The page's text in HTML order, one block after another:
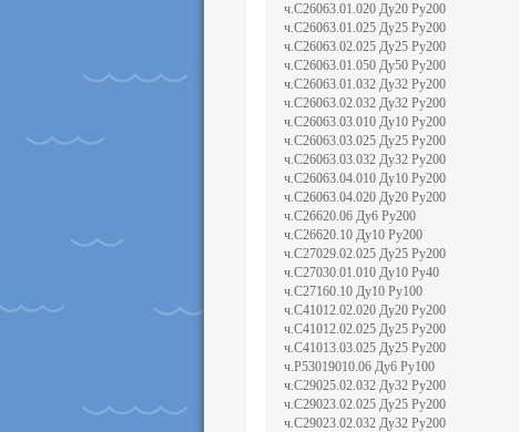
ч.С26063.01.020 Ду20 Ру200
ч.С26063.01.025 Ду25 Ру200
ч.С26063.02.025 Ду25 Ру200
ч.С26063.01.050 Ду50 Ру200
ч.С26063.01.032 Ду32 Ру200
ч.С26063.02.032 Ду32 Ру200
ч.С26063.03.010 Ду10 Ру200
ч.С26063.03.025 Ду25 Ру200
ч.С26063.03.032 Ду32 Ру200
ч.С26063.04.010 Ду10 Ру200
ч.С26063.04.020 Ду20 Ру200
ч.С26620.06 Ду6 Ру200
ч.С26620.10 Ду10 Ру200
ч.С27029.02.025 Ду25 Ру200
ч.С27030.01.010 Ду10 Ру40
ч.С27160.10 Ду10 Ру100
ч.С41012.02.020 Ду20 Ру200
ч.С41012.02.025 Ду25 Ру200
ч.С41013.03.025 Ду25 Ру200
ч.Р53019010.06 Ду6 Ру100
ч.С29025.02.032 Ду32 Ру200
ч.С29023.02.025 Ду25 Ру200
ч.С29023.02.032 Ду32 Ру200